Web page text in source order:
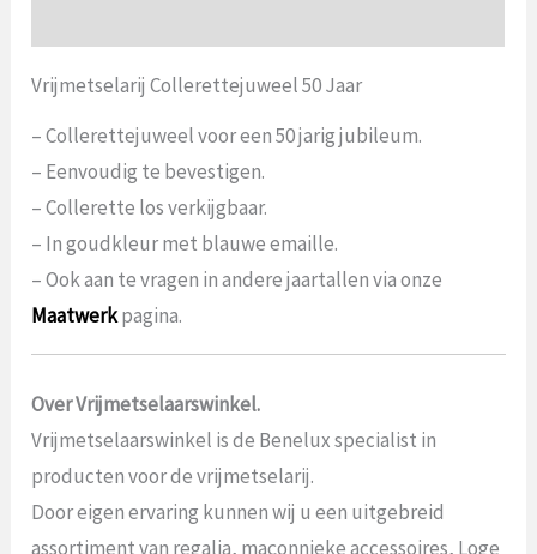
Vrijmetselarij Collerettejuweel 50 Jaar
– Collerettejuweel voor een 50 jarig jubileum.
– Eenvoudig te bevestigen.
– Collerette los verkijgbaar.
– In goudkleur met blauwe emaille.
– Ook aan te vragen in andere jaartallen via onze
Maatwerkpagina.
Over Vrijmetselaarswinkel.
Vrijmetselaarswinkel is de Benelux specialist in
producten voor de vrijmetselarij.
Door eigen ervaring kunnen wij u een uitgebreid
assortiment van regalia, maçonnieke accessoires, Loge